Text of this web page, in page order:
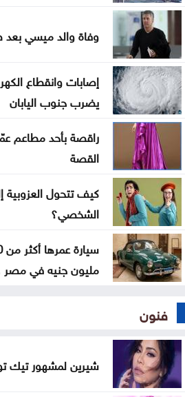
ترمب: نراقب إيران اقتصادياً
كبير
الحيصة: أراضي مشروع سكة
خزينة الدولة
صورة تختصر حكاية إنجاز ..
ذاكرة جامعة آل البيت
وفاة والد ميسي
إصابات وانقطاع
يضرب جنوب اليابان
راقصة بأحد مطاعم
القصة
كيف تتحول
الشخصي؟
مليون جنيه في مصر
فنون
شيرين لمشهور